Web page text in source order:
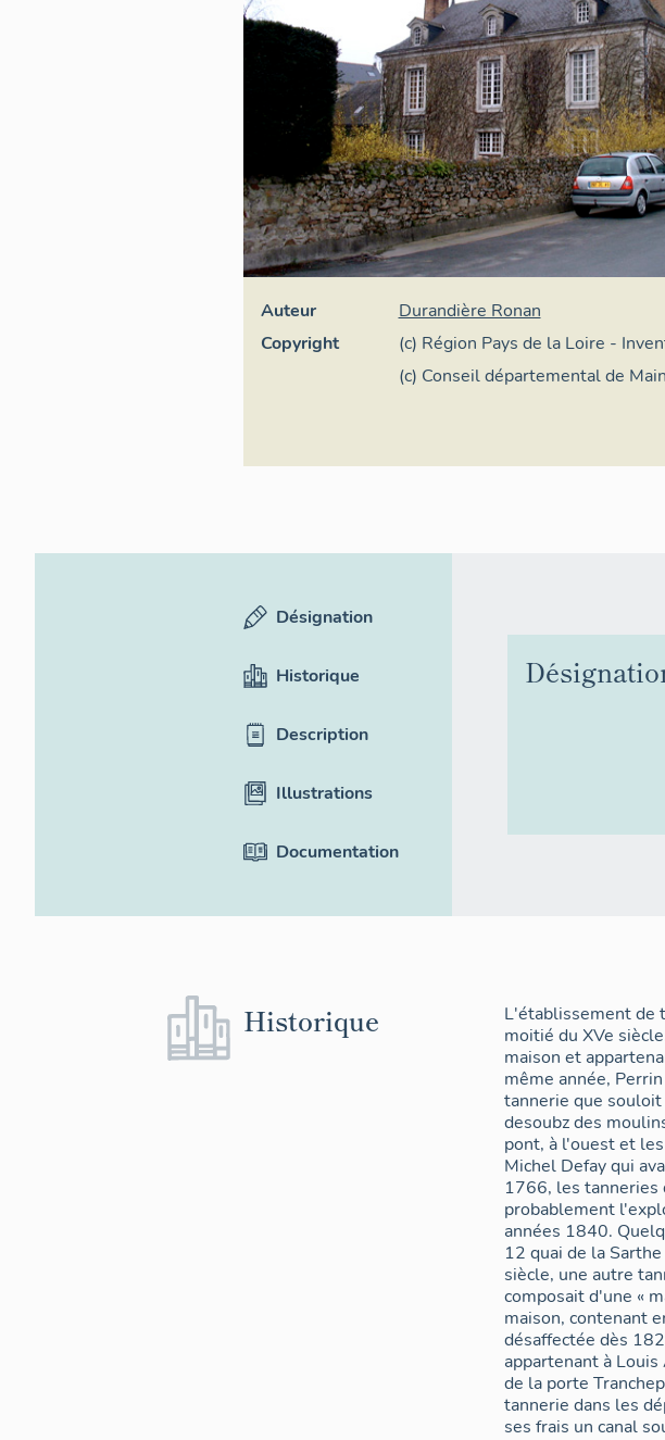
Auteur
Durandière Ronan
Copyright
(c) Région Pays de la Loire -
(c) Conseil départemental de
Conservation départementale
Désignation
Historique
Description
Illustrations
Documentation
Historique
L'établissement de
moitié du XVe
maison et
même année,
tannerie que
desoubz des
pont, à l'ouest et
Michel Defay qui
1766, les tanneries
probablement
années 1840.
12 quai de la
siècle, une autre
composait d'une «
maison, contenant
désaffectée dès
appartenant à
de la porte
tannerie dans les
ses frais un canal